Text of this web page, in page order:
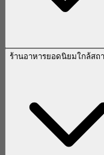
ร้านอาหารยอดนิยมใกล้สถ